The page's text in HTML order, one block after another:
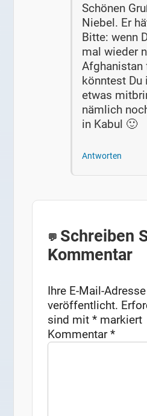
Schönen
Niebel. Er
Bitte: wenn
mal wieder
Afghanistan
könntest
etwas
nämlich
in Kabul 🙂
Antworten
Schreiben
Kommentar
Ihre E-Mail-
veröffentlicht.
sind mit* markiert
Kommentar*